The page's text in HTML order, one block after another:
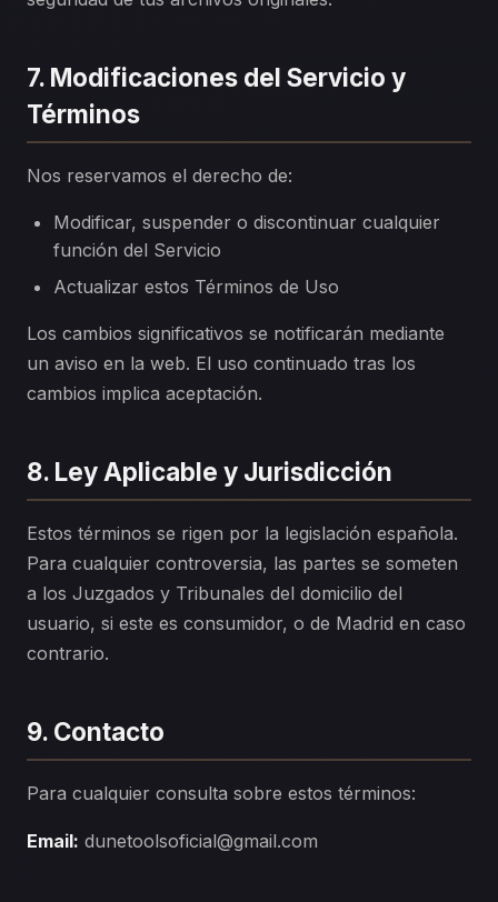
7. Modificaciones del Servicio y
Términos
Nos reservamos el derecho de:
Modificar, suspender o discontinuar cualquier
función del Servicio
Actualizar estos Términos de Uso
Los cambios significativos se notificarán mediante
un aviso en la web. El uso continuado tras los
cambios implica aceptación.
8. Ley Aplicable y Jurisdicción
Estos términos se rigen por la legislación española.
Para cualquier controversia, las partes se someten
a los Juzgados y Tribunales del domicilio del
usuario, si este es consumidor, o de Madrid en caso
contrario.
9. Contacto
Para cualquier consulta sobre estos términos:
Email: dunetoolsoficial@gmail.com